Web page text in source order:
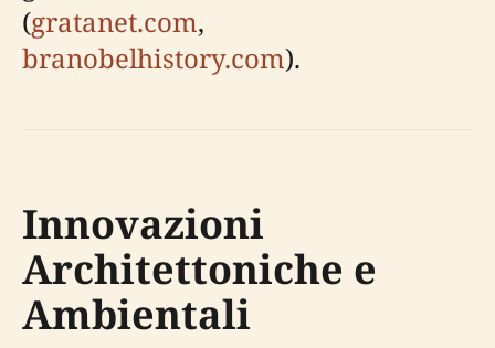
(gratanet.com,
branobelhistory.com).
Innovazioni
Architettoniche e
Ambientali